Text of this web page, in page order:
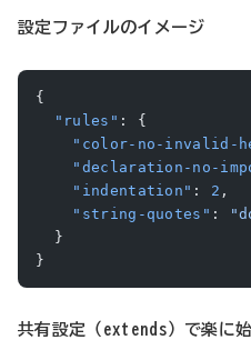
設定ファイルのイメージ
{
  "rules"
: {
"color-no-invalid-
"declaration-no-
    "indentation"
: 2 ,
    "string-quotes"
:
  }
}
共有設定（extends）で楽に